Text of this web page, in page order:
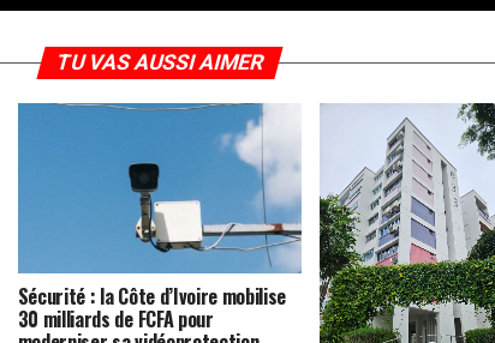
TU VAS AUSSI AIMER
Sécurité : la Côte d’Ivoire mobilise
30 milliards de FCFA pour